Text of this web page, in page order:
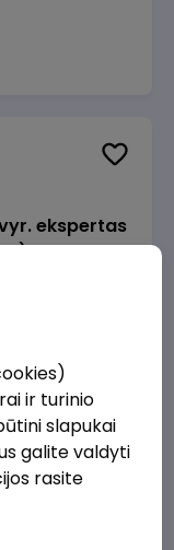
ekspertas
ekspertas
ir turinio
slapukai
galite valdyti
rasite